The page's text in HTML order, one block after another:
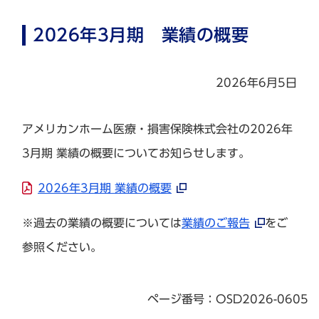
2026年3月期 業績の概要
2026年6月5日
アメリカンホーム医療・損害保険株式会社の2026年
3月期 業績の概要についてお知らせします。
2026年3月期 業績の概要
※過去の業績の概要については業績のご報告 をご
参照ください。
ページ番号：OSD2026-0605